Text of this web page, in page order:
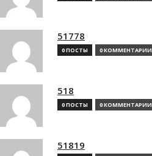
51778
0 ПОСТЫ 0 КОММЕНТАРИИ
518
0 ПОСТЫ 0 КОММЕНТАРИИ
51819